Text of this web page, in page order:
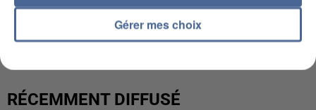
L’UN DES FONDATEURS SUPPOSÉS DE LA DZ
MAFIA INTERPELLÉ EN ALGÉRIE
RÉCEMMENT DIFFUSÉ
Gérer mes choix